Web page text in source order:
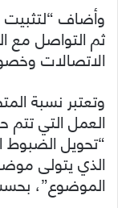
وأضاف
ثم التواصل مع
الاتصالات
وتعتبر نسبة
العمل التي تتم
“تحويل الضبوط
الذي يتولى
الموضوع”،